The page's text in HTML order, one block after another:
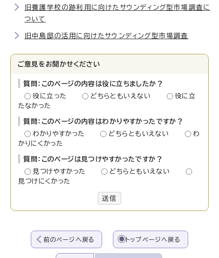
旧養護学校の跡利用に向けたサウンディング型市場調査に
ついて
旧中島邸の活用に向けたサウンディング型市場調査
ご意見をお聞かせください
質問：このページの内容は役に立ちましたか？
役に立った
どちらともいえない
役に立
たなかった
質問：このページの内容はわかりやすかったですか？
わかりやすかった
どちらともいえない
わ
かりにくかった
質問：このページは見つけやすかったですか？
見つけやすかった
どちらともいえない
見つけにくかった
送信
前のページへ戻る トップページへ戻る